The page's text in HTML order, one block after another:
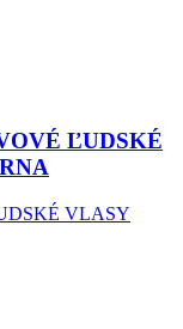
ĽUDSKÉ
VLASY